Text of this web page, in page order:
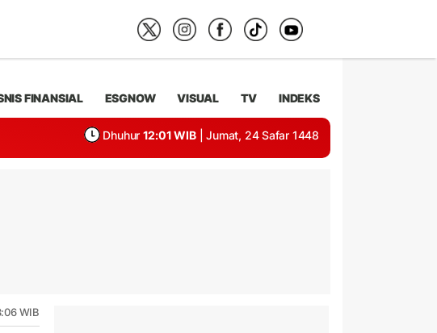
FINANSIAL ESGNOW VISUAL TV INDEKS
Dhuhur 12:01 WIB | Jumat, 24 Safar 1448
WIB